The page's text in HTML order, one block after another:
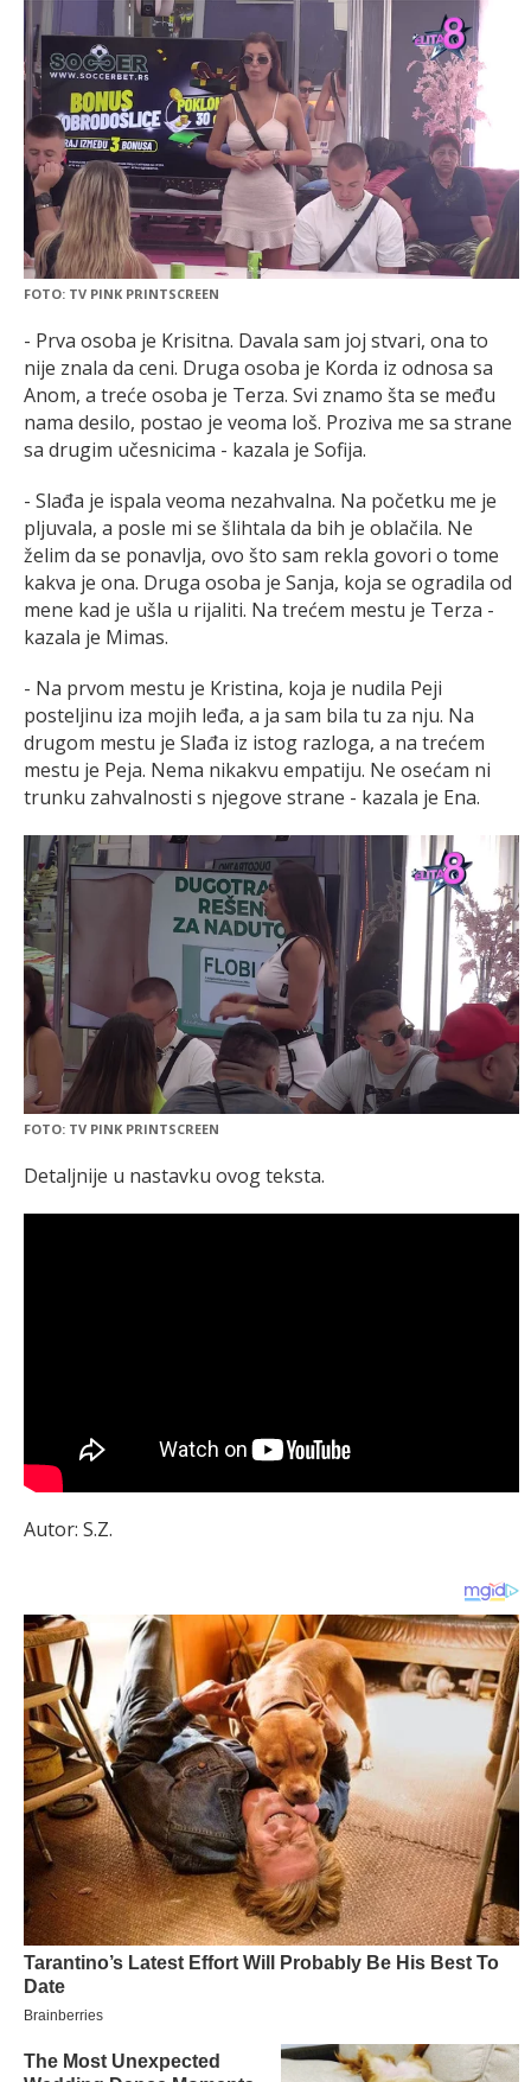
FOTO: TV PINK PRINTSCREEN
- Prva osoba je Krisitna. Davala sam joj stvari, ona to
nije znala da ceni. Druga osoba je Korda iz odnosa sa
Anom, a treće osoba je Terza. Svi znamo šta se među
nama desilo, postao je veoma loš. Proziva me sa strane
sa drugim učesnicima - kazala je Sofija.
- Slađa je ispala veoma nezahvalna. Na početku me je
pljuvala, a posle mi se šlihtala da bih je oblačila. Ne
želim da se ponavlja, ovo što sam rekla govori o tome
kakva je ona. Druga osoba je Sanja, koja se ogradila od
mene kad je ušla u rijaliti. Na trećem mestu je Terza -
kazala je Mimas.
- Na prvom mestu je Kristina, koja je nudila Peji
posteljinu iza mojih leđa, a ja sam bila tu za nju. Na
drugom mestu je Slađa iz istog razloga, a na trećem
mestu je Peja. Nema nikakvu empatiju. Ne osećam ni
trunku zahvalnosti s njegove strane - kazala je Ena.
FOTO: TV PINK PRINTSCREEN
Detaljnije u nastavku ovog teksta.
Autor: S.Z.